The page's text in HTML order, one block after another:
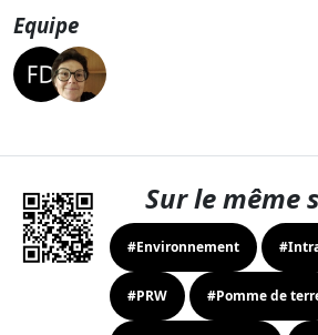
Equipe
Sur le même
#Environnement
#PRW #Pomme de